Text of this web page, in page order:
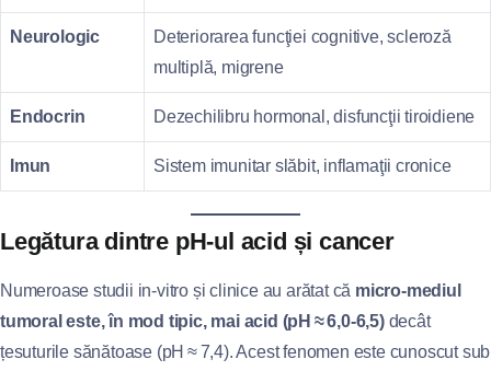
Neurologic
Deteriorarea funcţiei cognitive, scleroză
multiplă, migrene
Endocrin Dezechilibru hormonal, disfuncţii tiroidiene
Imun Sistem imunitar slăbit, inflamaţii cronice
Legătura dintre pH‑ul acid și cancer
Numeroase studii in‑vitro și clinice au arătat că micro‑mediul
tumoral este, în mod tipic, mai acid (pH ≈ 6,0‑6,5)decât
țesuturile sănătoase (pH ≈ 7,4). Acest fenomen este cunoscut sub